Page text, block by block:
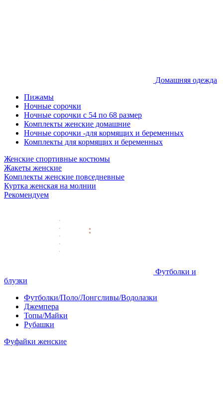
Домашняя одежда
Пижамы
Ночные сорочки
Ночные сорочки с 54 по 68 размер
Комплекты женские домашние
Ночные сорочки -для кормящих и беременных
Комплекты для кормящих и беременных
Женские спортивные костюмы
Жакеты женские
Комплекты женские повседневные
Куртка женская на молнии
Рекомендуем
Футболки и
блузки
Футболки/Поло/Лонгсливы/Водолазки
Джемпера
Топы/Майки
Рубашки
Фуфайки женские